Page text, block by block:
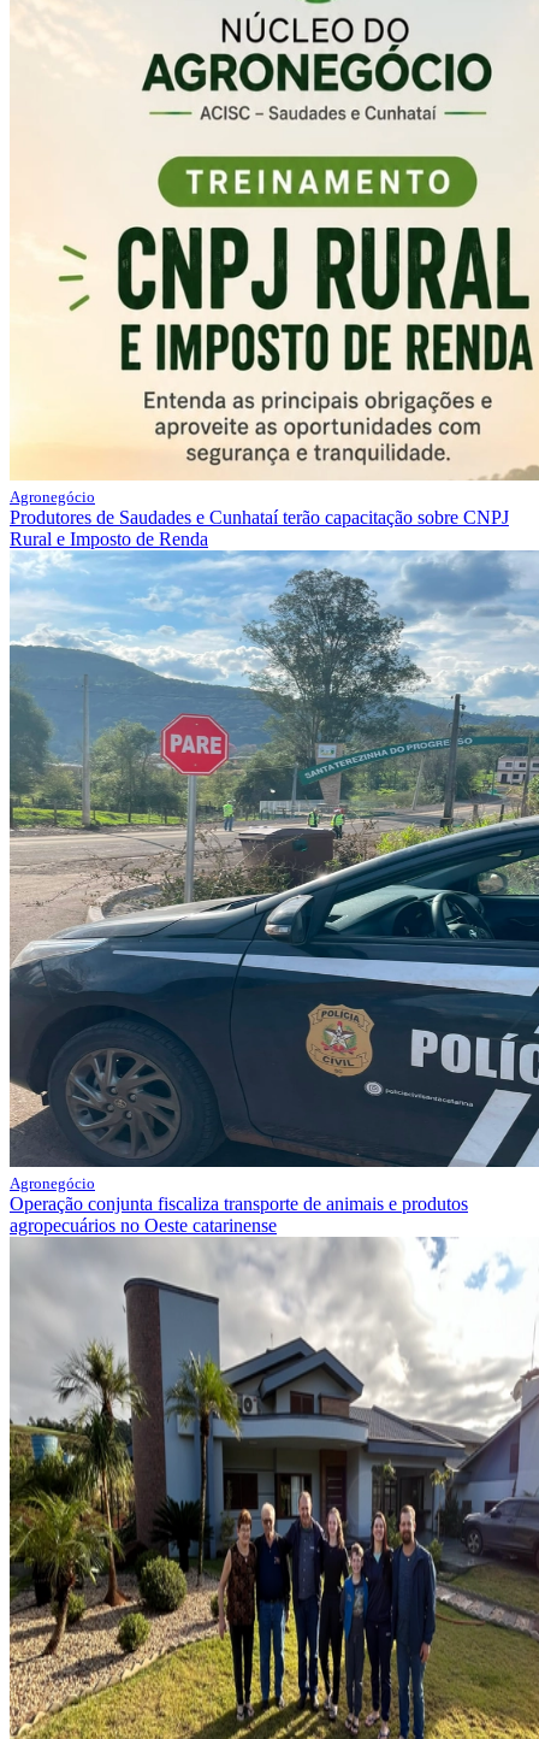
Agronegócio
Produtores de Saudades e Cunhataí terão capacitação sobre CNPJ
Rural e Imposto de Renda
Agronegócio
Operação conjunta fiscaliza transporte de animais e produtos
agropecuários no Oeste catarinense